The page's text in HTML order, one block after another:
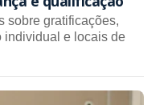
sobre gratificações,
individual e locais de